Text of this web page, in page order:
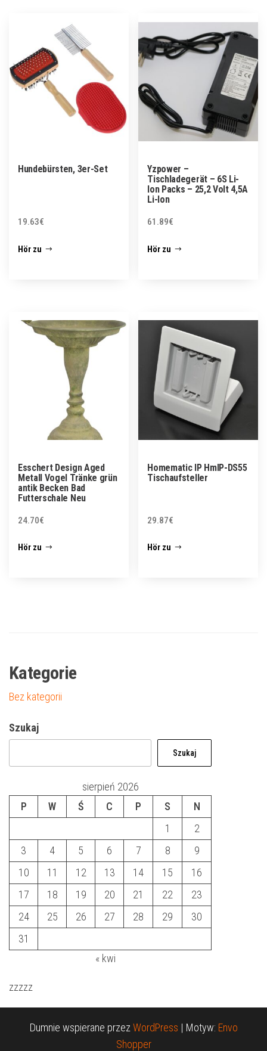
Hundebürsten, 3er-Set
19.63€
Hör zu
Yzpower –
Tischladegerät – 6S Li-
Ion Packs – 25,2 Volt 4,5A
Li-Ion
61.89€
Hör zu
Esschert Design Aged
Metall Vogel Tränke grün
antik Becken Bad
Futterschale Neu
24.70€
Hör zu
Homematic IP HmIP-DS55
Tischaufsteller
29.87€
Hör zu
Kategorie
Bez kategorii
Szukaj
Szukaj
sierpień 2026
P
W Ś C P S
N
1
2
3
4 5 6 7 8
9
10
11 12 13 14 15
16
17
18 19 20 21 22
23
24
25 26 27 28 29
30
31
« kwi
zzzzz
Dumnie wspierane przezWordPress | Motyw: Envo
Shopper